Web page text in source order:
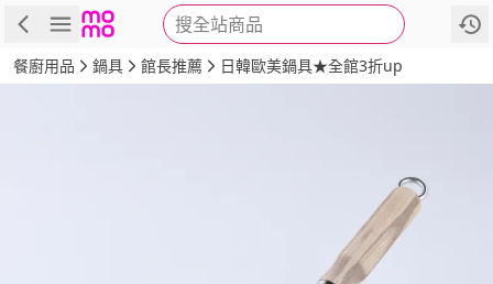
搜全站商品
商品 評價 詳情
餐廚用品 鍋具 館長推薦 日韓歐美鍋具★全館3折up